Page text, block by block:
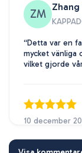
ZM
Zhang
“Detta var en
mycket vänliga
vilket gjorde
10 december
LW